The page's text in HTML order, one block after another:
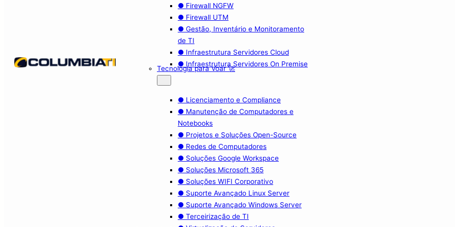
● Firewall NGFW
● Firewall UTM
● Gestão, Inventário e Monitoramento
de TI
● Infraestrutura Servidores Cloud
● Infraestrutura Servidores On Premise
Tecnologia para Voar 🚀
● Licenciamento e Compliance
● Manutenção de Computadores e
Notebooks
● Projetos e Soluções Open-Source
● Redes de Computadores
● Soluções Google Workspace
● Soluções Microsoft 365
● Soluções WIFI Corporativo
● Suporte Avançado Linux Server
● Suporte Avançado Windows Server
● Terceirização de TI